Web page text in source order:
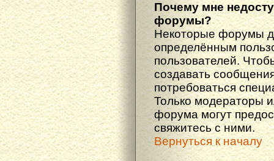
Почему мне
форумы?
Некоторые форумы
определённым
пользователей.
создавать
потребоваться
Только модераторы
форума могут
свяжитесь с ними.
Вернуться к началу